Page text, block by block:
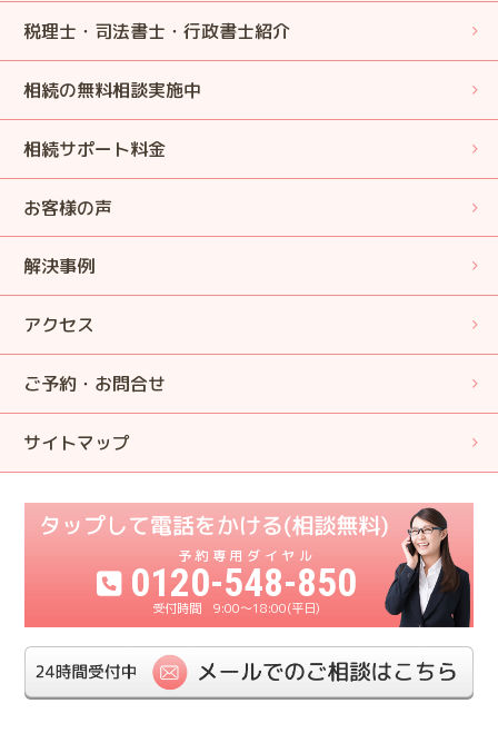
税理士・司法書士・行政書士紹介
相続の無料相談実施中
相続サポート料金
お客様の声
解決事例
アクセス
ご予約・お問合せ
サイトマップ
0120-548-850
9:00〜18:00(平日)